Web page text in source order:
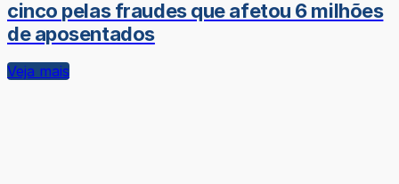
cinco pelas fraudes que afetou 6 milhões
de aposentados
Veja mais